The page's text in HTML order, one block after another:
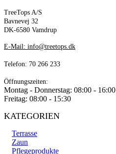
TreeTops A/S
Bavnevej 32
DK-6580 Vamdrup
E-Mail: info@treetops.dk
Telefon: 70 266 233
Öffnungszeiten:
Montag - Donnerstag: 08:00 - 16:00
Freitag: 08:00 - 15:30
KATEGORIEN
Terrasse
Zaun
Pflegeprodukte